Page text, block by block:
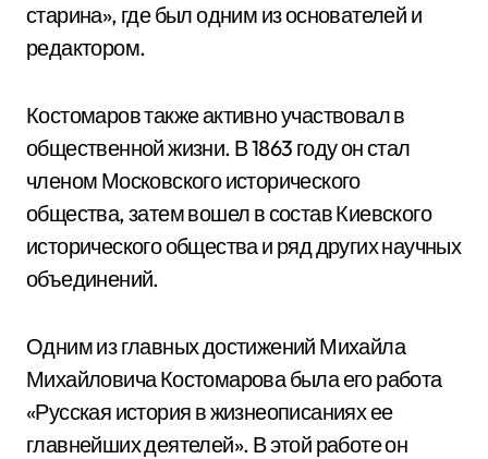
старина», где был одним из основателей и
редактором.
Костомаров также активно участвовал в
общественной жизни. В 1863 году он стал
членом Московского исторического
общества, затем вошел в состав Киевского
исторического общества и ряд других научных
объединений.
Одним из главных достижений Михайла
Михайловича Костомарова была его работа
«Русская история в жизнеописаниях ее
главнейших деятелей». В этой работе он